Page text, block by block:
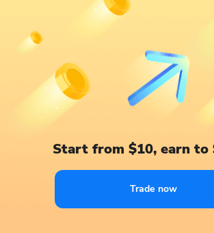
Start from $10, earn to
Trade now